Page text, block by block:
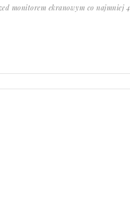
monitorem ekranowym co najmniej 4